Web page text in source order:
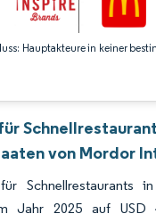
Hauptakteure in keiner
von Mordor
Schnellrestaurants
Jahr 2025 auf USD